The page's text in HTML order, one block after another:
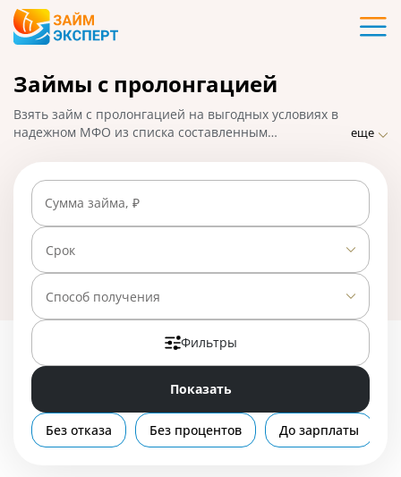
Карты
Кредиты
Ипотека
Займы
Вклады
Бизнес
Займы с пролонгацией
Взять займ с пролонгацией на выгодных условиях в
надежном МФО из списка составленным
мгновенный перевод денег на карту, кошелек
заемщика или получение наличными в день
обращения. На 01.05.2025 вам доступно 28
предложений со ставкой от 0% в день.
еще
Сумма займа, ₽
Срок
Способ получения
Фильтры
Показать
Без отказа Без процентов До зарплаты